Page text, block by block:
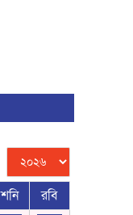
শনি রবি